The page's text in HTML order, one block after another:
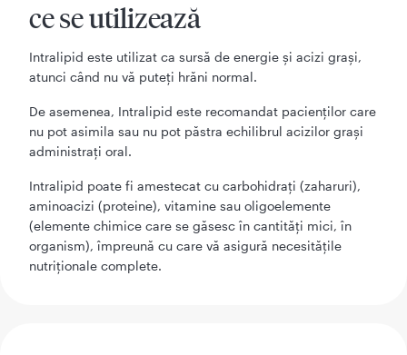
ce se utilizează
Intralipid este utilizat ca sursă de energie şi acizi graşi,
atunci când nu vă puteţi hrăni normal.
De asemenea, Intralipid este recomandat pacienţilor care
nu pot asimila sau nu pot păstra echilibrul acizilor graşi
administraţi oral.
Intralipid poate fi amestecat cu carbohidraţi (zaharuri),
aminoacizi (proteine), vitamine sau oligoelemente
(elemente chimice care se găsesc în cantităţi mici, în
organism), împreună cu care vă asigură necesităţile
nutriţionale complete.